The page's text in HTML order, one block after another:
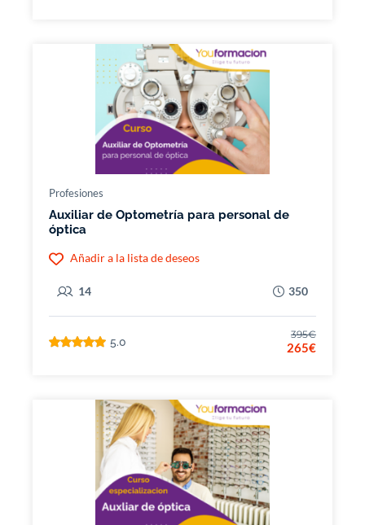
Profesiones
Auxiliar de Optometría para personal de
óptica
Añadir a la lista de deseos
14 350
5.0
395€
265€